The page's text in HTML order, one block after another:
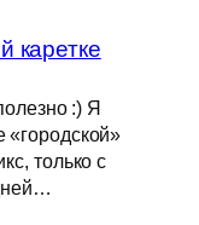
каретке
:) Я
только с